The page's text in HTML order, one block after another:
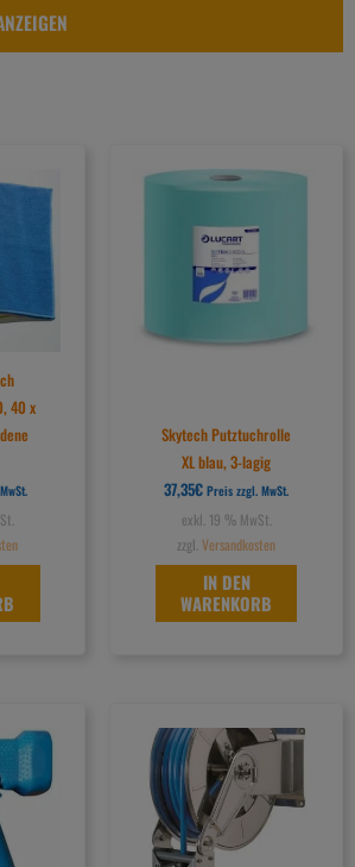
40 x
Skytech Putztuchrolle
XL blau, 3-lagig
37,35€ Preis zzgl. MwSt.
exkl. 19 % MwSt.
zzgl.Versandkosten
IN DEN
WARENKORB